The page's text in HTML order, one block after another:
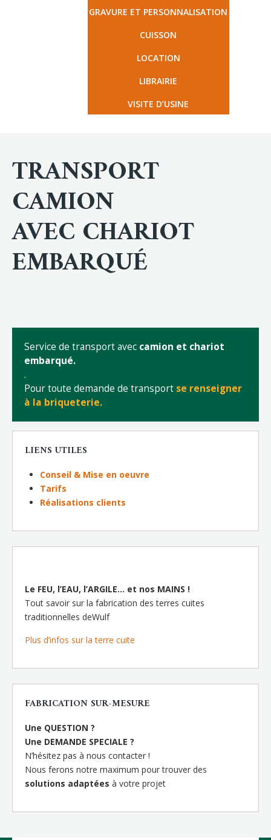
GRAVURE ET PERSONNALISATION
CUISSON
LOCATION
LIBRAIRIE
VISITE D’USINE
TRANSPORT
CAMION
AVEC CHARIOT
EMBARQUÉ
Service de transport avec camion et chariot
embarqué.
.
Pour toute demande de transport se renseigner
à la briqueterie.
LIENS UTILES
Conseil & Mise en oeuvre
Tarifs
Réalisations clients
Le FEU, l’EAU, l’ARGILE… et nos MAINS !
Tout savoir sur la fabrication des terres cuites
traditionnelles deWulf
Plus d’infos sur la terre cuite
FABRICATION SUR-MESURE
Une QUESTION ?
Une DEMANDE SPECIALE ?
N’hésitez pas à nous contacter !
Nous ferons notre maximum pour trouver des
solutions adaptées à votre projet